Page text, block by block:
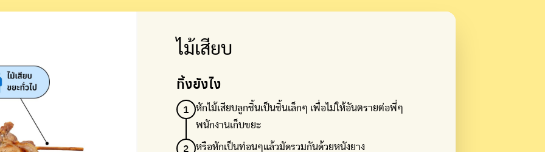
ไม้เสียบ
ทิ้งยังไง
1
หักไม้เสียบลูกชิ้นเป็นชิ้นเล็กๆ เพื่อไม่ให้อันตรายต่อพี่ๆ
พนักงานเก็บขยะ
2 หรือหักเป็นท่อนๆแล้วมัดรวมกันด้วยหนังยาง